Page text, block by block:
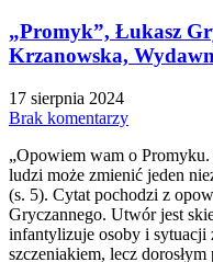
„Promyk”, Łukasz
Krzanowska,
17 sierpnia 2024
Brak komentarzy
„Opowiem wam o
ludzi może zmienić jeden
(s. 5). Cytat pochodzi z
Gryczannego. Utwór jest
infantylizuje osoby i sytuacji
szczeniakiem, lecz